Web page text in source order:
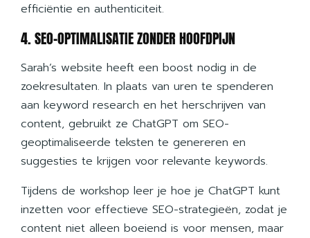
efficiëntie en authenticiteit.
4. SEO-OPTIMALISATIE ZONDER HOOFDPIJN
Sarah’s website heeft een boost nodig in de
zoekresultaten. In plaats van uren te spenderen
aan keyword research en het herschrijven van
content, gebruikt ze ChatGPT om SEO-
geoptimaliseerde teksten te genereren en
suggesties te krijgen voor relevante keywords.
Tijdens de workshop leer je hoe je ChatGPT kunt
inzetten voor effectieve SEO-strategieën, zodat je
content niet alleen boeiend is voor mensen, maar